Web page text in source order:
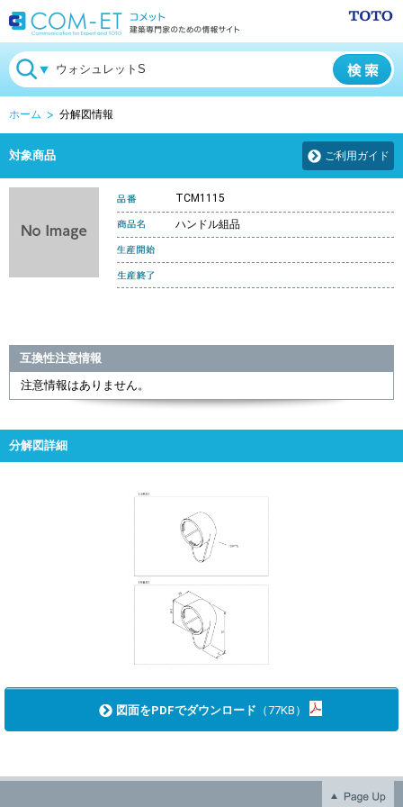
ホーム 分解図情報
対象商品 ご利用ガイド
TCM1115
ハンドル組品
互換性注意情報
注意情報はありません。
分解図詳細
図面をPDFでダウンロード （77KB）